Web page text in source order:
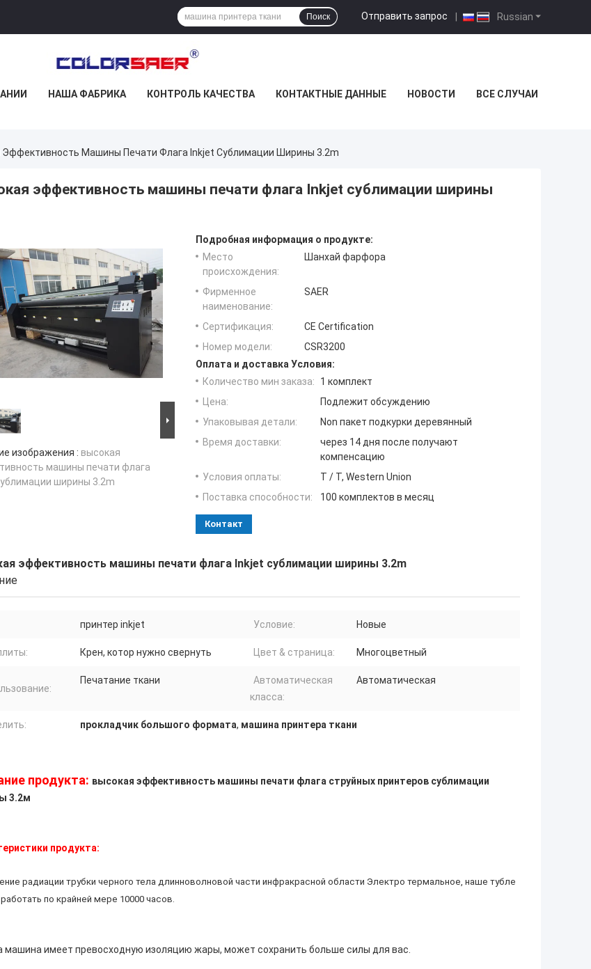
Russian
Отправить запрос |
Поиск
НАША ФАБРИКА КОНТРОЛЬ КАЧЕСТВА КОНТАКТНЫЕ ДАННЫЕ НОВОСТИ ВСЕ СЛУЧАИ
Эффективность Машины Печати Флага Inkjet Сублимации Ширины 3.2m
эффективность машины печати флага Inkjet сублимации ширины
изображения : высокая
машины печати флага
ширины 3.2m
Подробная информация о продукте:
Место
происхождения:
Шанхай фарфора
Фирменное
наименование:
SAER
Сертификация:
CE Certification
Номер модели:
CSR3200
Оплата и доставка Условия:
Количество мин заказа:
1 комплект
Цена:
Подлежит обсуждению
Упаковывая детали:
Non пакет подкурки деревянный
Время доставки:
через 14 дня после получают
компенсацию
Условия оплаты:
T / T, Western Union
Поставка способности:
100 комплектов в месяц
Контакт
эффективность машины печати флага Inkjet сублимации ширины 3.2m
принтер inkjet Условие: Новые
Крен, котор нужно свернуть Цвет & страница: Многоцветный
Печатание ткани
Автоматическая
класса:
Автоматическая
прокладчик большого формата, машина принтера ткани
продукта: высокая эффективность машины печати флага струйных принтеров сублимации
3.2м
продукта:
радиации трубки черного тела длинноволновой части инфракрасной области Электро термальное, наше тубле
по крайней мере 10000 часов.
машина имеет превосходную изоляцию жары, может сохранить больше силы для вас.